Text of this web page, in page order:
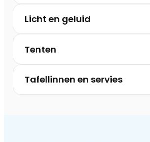
Licht en geluid
Tenten
Tafellinnen en servies